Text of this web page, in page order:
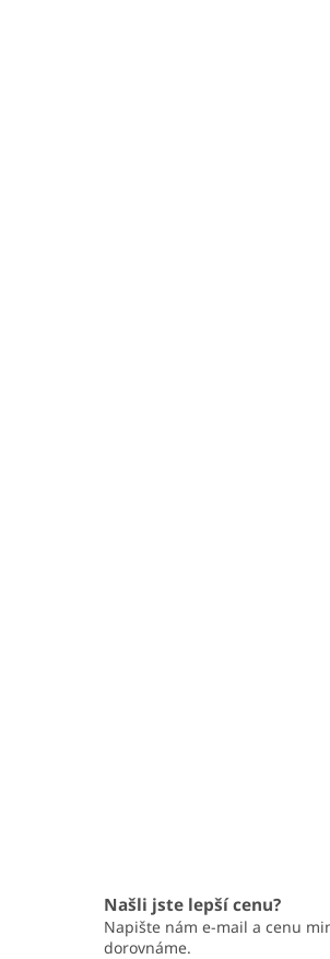
Našli jste lepší cenu?
Napište nám e-mail a cenu
dorovnáme.